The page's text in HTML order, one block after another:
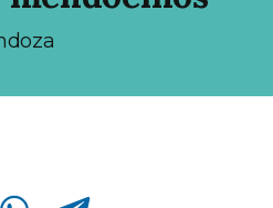
Compartir en Whatsapp Compartir en Telegram